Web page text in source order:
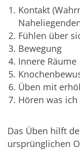
Kontakt
Fühlen über
Bewegung
Innere Räume
Üben mit
Hören was ich
Das Üben hilft
ursprünglichen